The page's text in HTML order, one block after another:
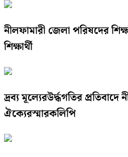
নীলফামারী জেলা পরিষদের
শিক্ষার্থী
দ্রব্য মূল্যেরউর্দ্ধগতির
ঐক্যেরস্মারকলিপি